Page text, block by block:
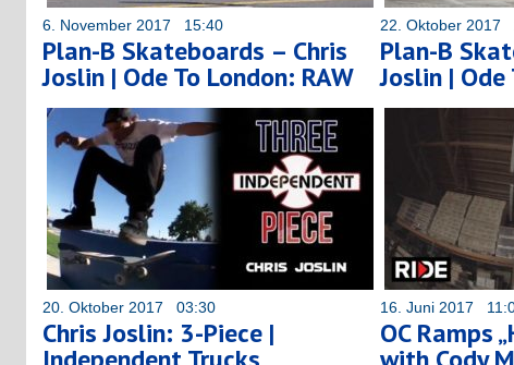
6. November 2017 15:40
Plan-B Skateboards – Chris
Joslin | Ode To London: RAW
22. Oktober 2017
Plan-B
Joslin | Ode
20. Oktober 2017 03:30
Chris Joslin: 3-Piece |
16. Juni 2017
OC Ramps